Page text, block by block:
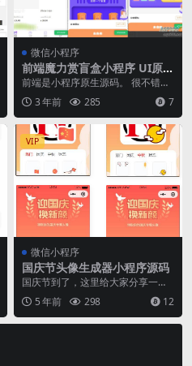
微信小程序
前端魔力赏盲盒小程序 UI原生
盲盒微信小程序源码 亲测可用
前端是小程序原生源码。 很不错的
一款盲盒小程序。 完全没有毛病，
非常适合研究学习...
3 年前 285 7
VIP
微信小程序
国庆节头像生成器小程序源码
国庆节到了，这里给大家分享一款
无需服务器 无需后端 无需域名 &nb
s... 5 年前 298 12